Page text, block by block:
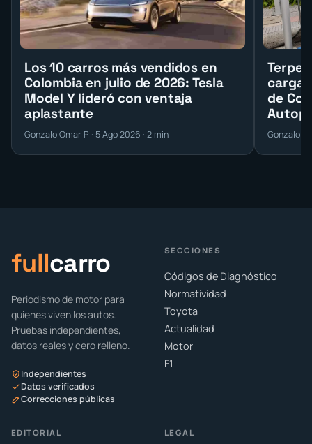
Los 10 carros más vendidos en
Colombia en julio de 2026: Tesla
Model Y lideró con ventaja
aplastante
Gonzalo Omar P · 5 Ago 2026 · 2 min
Terpel
de
Gonzalo
fullcarro
Periodismo de motor para
quienes viven los autos.
Pruebas independientes,
datos reales y cero relleno.
Independientes
Datos verificados
Correcciones públicas
SECCIONES
Códigos de Diagnóstico
Normatividad
Toyota
Actualidad
Motor
F1
EDITORIAL LEGAL